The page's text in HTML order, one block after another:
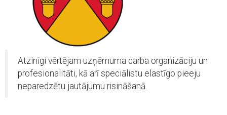
Atzinīgi vērtējam uzņēmuma darba organizāciju un
profesionalitāti, kā arī speciālistu elastīgo pieeju
neparedzētu jautājumu risināšanā.